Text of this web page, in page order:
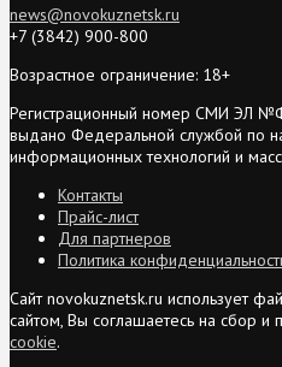
news@novokuznetsk.ru
+7 (3842) 900-800
Возрастное ограничение: 18+
Регистрационный номер СМИ ЭЛ
выдано Федеральной службой по
информационных технологий и
Контакты
Прайс-лист
Для партнеров
Политика
Сайт novokuznetsk.ru использует
сайтом, Вы соглашаетесь на сбор
cookie.